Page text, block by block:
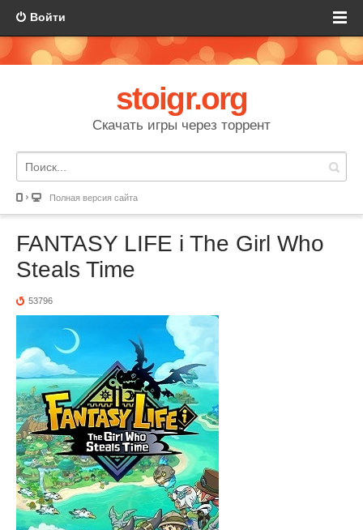
Войти
stoigr.org
Скачать игры через торрент
Полная версия сайта
FANTASY LIFE i The Girl Who
Steals Time
53796